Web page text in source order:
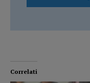
Correlati